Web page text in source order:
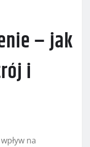
– jak
i
na